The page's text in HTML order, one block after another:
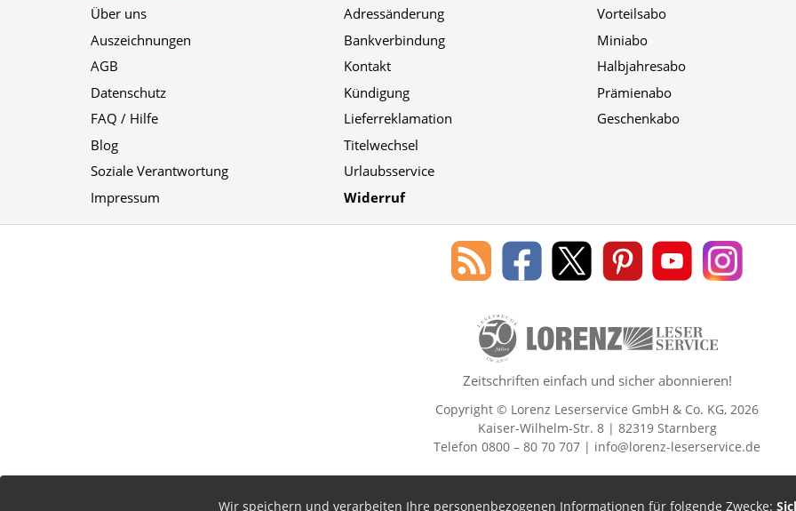
Über uns
Auszeichnungen
AGB
Datenschutz
FAQ / Hilfe
Blog
Soziale Verantwortung
Impressum
Adressänderung
Bankverbindung
Kontakt
Kündigung
Lieferreklamation
Titelwechsel
Urlaubsservice
Widerruf
Vorteilsabo
Miniabo
Halbjahresabo
Prämienabo
Geschenkabo
Blog
des
Lorenz
Leserservice
Lorenz
Leserservice
Lorenz
Leserservice
Lorenz
Leserservice
Lorenz
50 Lesefreude im Abo Jahre
Zeitschriften einfach und sicher abonnieren!
Copyright © Lorenz Leserservice GmbH & Co. KG, 2026
Kaiser-Wilhelm-Str. 8 | 82319 Starnberg
Telefon 0800 – 80 70 707 | info@lorenz-leserservice.de
Wir speichern und verarbeiten Ihre personenbezogenen Informationen für folgende Zwecke: